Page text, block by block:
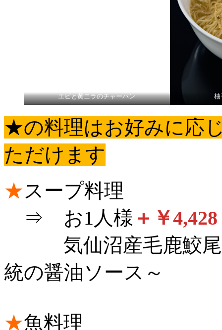
エビと黄ニラのチャーハン 柚
★の料理はお好みに応
ただけます
★スープ料理
⇒ お1人様 ＋￥4,428
気仙沼産毛鹿鮫尾
統の醤油ソース～
★魚料理